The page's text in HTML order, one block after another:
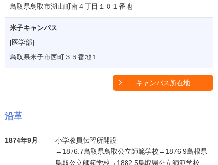
鳥取県鳥取市湖山町南４丁目１０１番地
米子キャンパス
[医学部]
鳥取県米子市西町３６番地１
キャンパス所在地
沿革
1874年9月
小学教員伝習所開設
→1876.7鳥取県鳥取公立師範学校→1876.9島根県
鳥取公立師範学校→1882.5鳥取県公立師範学校